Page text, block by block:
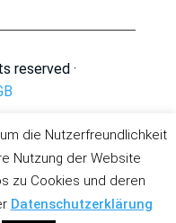
reserved ·
die Nutzerfreundlichkeit
Nutzung der Website
zu Cookies und deren
Datenschutzerklärung
(Englisch)